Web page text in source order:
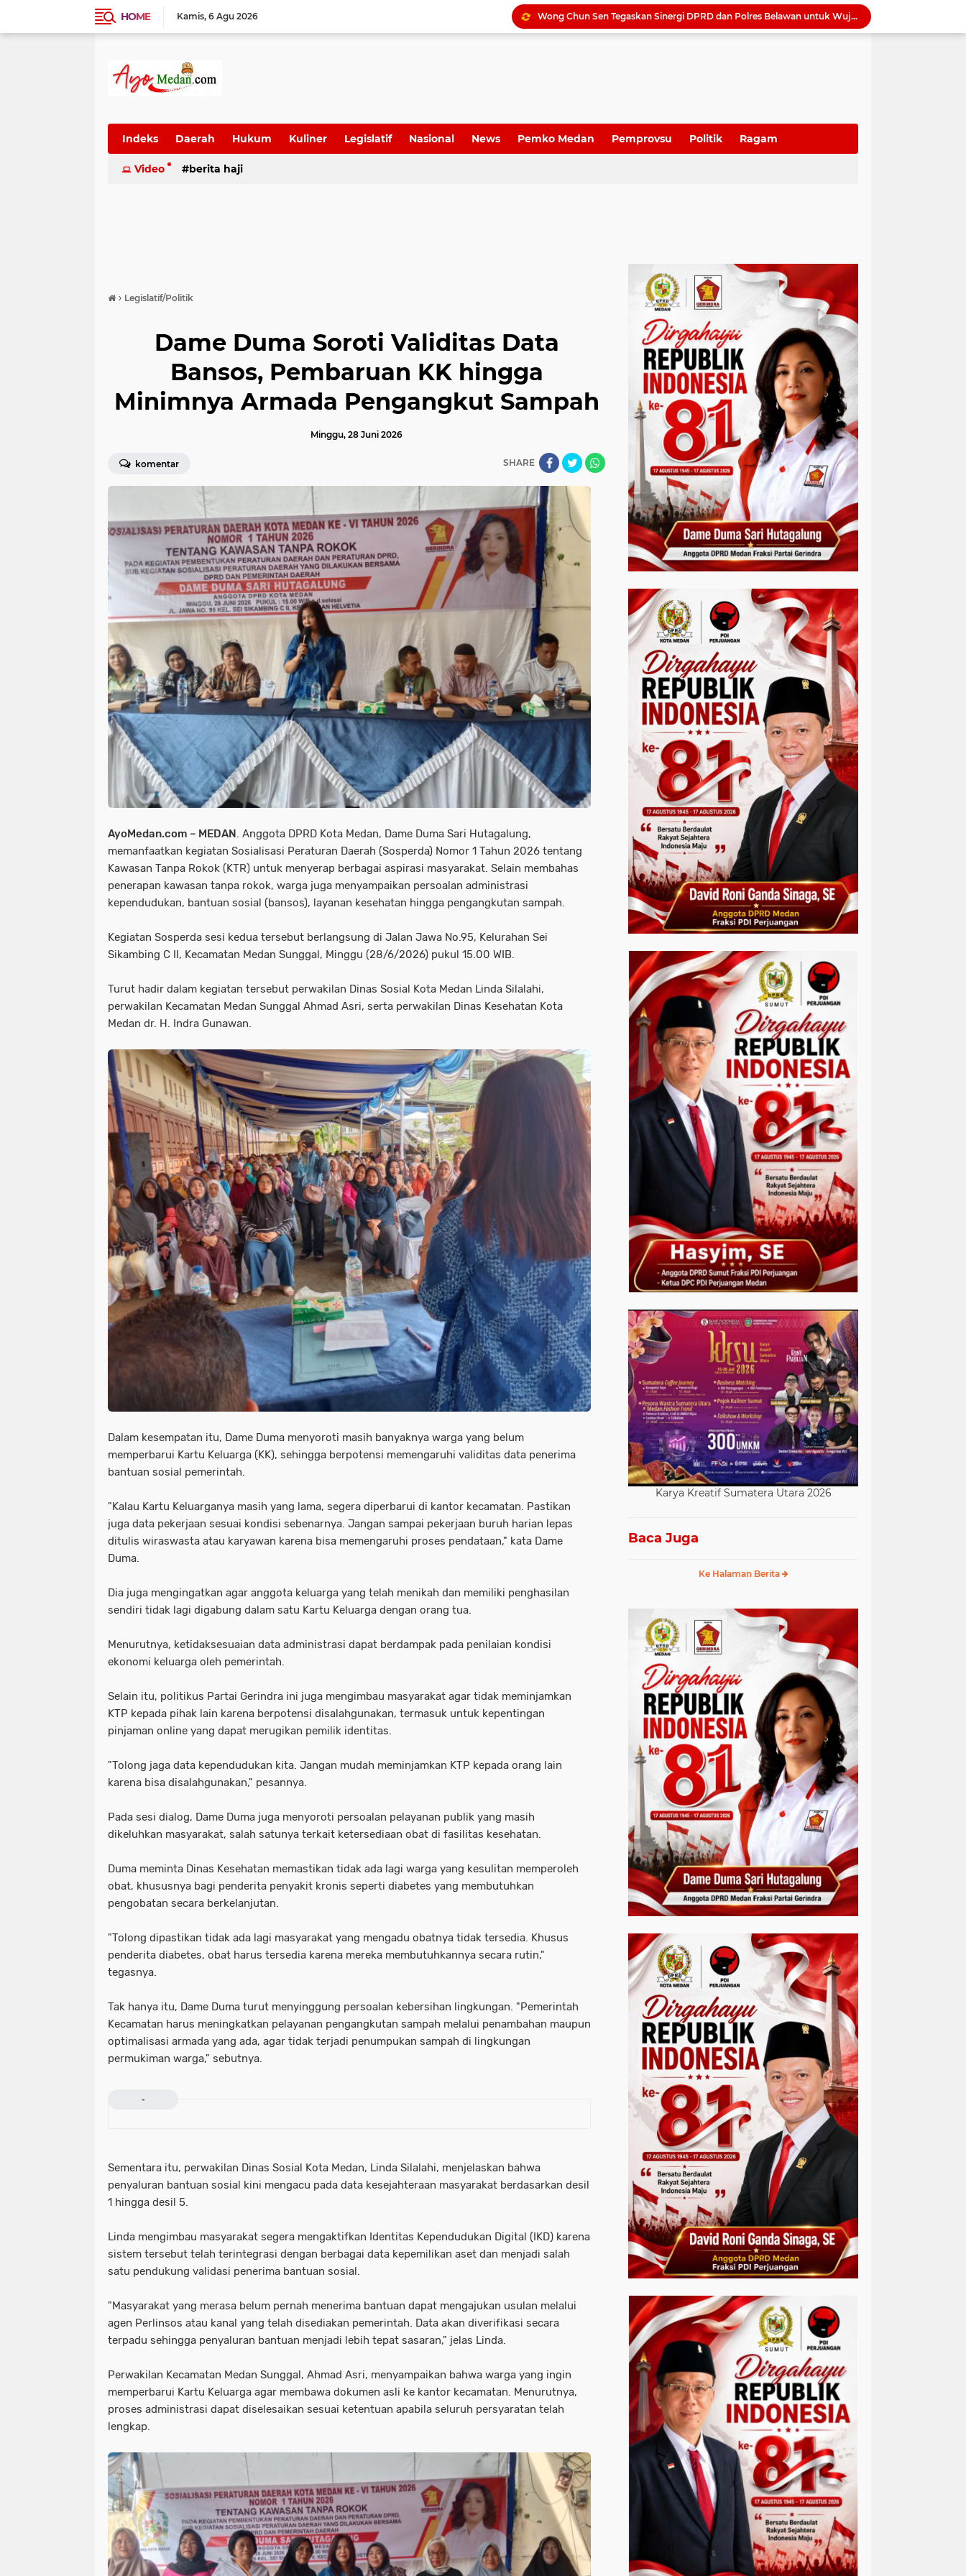
HOME Kamis 6 Agu 2026
Wong Chun Sen Tegaskan Sinergi DPRD dan Polres Belawan untuk Wujudkan Medan Utara Aman dan Kondusif
Bapenda Medan Tagih Rp1,4 Miliar Tunggakan Pajak dari 29 Wajib Pajak Sepanjang Juli 2026
Dame Duma Kembali Soroti Mahalnya Biaya Konsultan PBG di Medan
Indeks Daerah Hukum Kuliner Legislatif Nasional News Pemko Medan Pemprovsu Politik Ragam
SUmatera Utara Wisata
Video berita haji
› Legislatif/Politik
Dame Duma Soroti Validitas Data
Bansos, Pembaruan KK hingga
Minimnya Armada Pengangkut Sampah
Minggu, 28 Juni 2026
komentar SHARE
AyoMedan.com – MEDAN . Anggota DPRD Kota Medan, Dame Duma Sari Hutagalung,
memanfaatkan kegiatan Sosialisasi Peraturan Daerah (Sosperda) Nomor 1 Tahun 2026 tentang
Kawasan Tanpa Rokok (KTR) untuk menyerap berbagai aspirasi masyarakat. Selain membahas
penerapan kawasan tanpa rokok, warga juga menyampaikan persoalan administrasi
kependudukan, bantuan sosial (bansos), layanan kesehatan hingga pengangkutan sampah.
Kegiatan Sosperda sesi kedua tersebut berlangsung di Jalan Jawa No.95, Kelurahan Sei
Sikambing C II, Kecamatan Medan Sunggal, Minggu (28/6/2026) pukul 15.00 WIB.
Turut hadir dalam kegiatan tersebut perwakilan Dinas Sosial Kota Medan Linda Silalahi,
perwakilan Kecamatan Medan Sunggal Ahmad Asri, serta perwakilan Dinas Kesehatan Kota
Medan dr. H. Indra Gunawan.
Dalam kesempatan itu, Dame Duma menyoroti masih banyaknya warga yang belum
memperbarui Kartu Keluarga (KK), sehingga berpotensi memengaruhi validitas data penerima
bantuan sosial pemerintah.
"Kalau Kartu Keluarganya masih yang lama, segera diperbarui di kantor kecamatan. Pastikan
juga data pekerjaan sesuai kondisi sebenarnya. Jangan sampai pekerjaan buruh harian lepas
ditulis wiraswasta atau karyawan karena bisa memengaruhi proses pendataan," kata Dame
Duma.
Dia juga mengingatkan agar anggota keluarga yang telah menikah dan memiliki penghasilan
sendiri tidak lagi digabung dalam satu Kartu Keluarga dengan orang tua.
Menurutnya, ketidaksesuaian data administrasi dapat berdampak pada penilaian kondisi
ekonomi keluarga oleh pemerintah.
Selain itu, politikus Partai Gerindra ini juga mengimbau masyarakat agar tidak meminjamkan
KTP kepada pihak lain karena berpotensi disalahgunakan, termasuk untuk kepentingan
pinjaman online yang dapat merugikan pemilik identitas.
"Tolong jaga data kependudukan kita. Jangan mudah meminjamkan KTP kepada orang lain
karena bisa disalahgunakan," pesannya.
Pada sesi dialog, Dame Duma juga menyoroti persoalan pelayanan publik yang masih
dikeluhkan masyarakat, salah satunya terkait ketersediaan obat di fasilitas kesehatan.
Duma meminta Dinas Kesehatan memastikan tidak ada lagi warga yang kesulitan memperoleh
obat, khususnya bagi penderita penyakit kronis seperti diabetes yang membutuhkan
pengobatan secara berkelanjutan.
"Tolong dipastikan tidak ada lagi masyarakat yang mengadu obatnya tidak tersedia. Khusus
penderita diabetes, obat harus tersedia karena mereka membutuhkannya secara rutin,"
tegasnya.
Tak hanya itu, Dame Duma turut menyinggung persoalan kebersihan lingkungan. "Pemerintah
Kecamatan harus meningkatkan pelayanan pengangkutan sampah melalui penambahan maupun
optimalisasi armada yang ada, agar tidak terjadi penumpukan sampah di lingkungan
permukiman warga," sebutnya.
-
Sementara itu, perwakilan Dinas Sosial Kota Medan, Linda Silalahi, menjelaskan bahwa
penyaluran bantuan sosial kini mengacu pada data kesejahteraan masyarakat berdasarkan desil
1 hingga desil 5.
Linda mengimbau masyarakat segera mengaktifkan Identitas Kependudukan Digital (IKD) karena
sistem tersebut telah terintegrasi dengan berbagai data kepemilikan aset dan menjadi salah
satu pendukung validasi penerima bantuan sosial.
"Masyarakat yang merasa belum pernah menerima bantuan dapat mengajukan usulan melalui
agen Perlinsos atau kanal yang telah disediakan pemerintah. Data akan diverifikasi secara
terpadu sehingga penyaluran bantuan menjadi lebih tepat sasaran," jelas Linda.
Perwakilan Kecamatan Medan Sunggal, Ahmad Asri, menyampaikan bahwa warga yang ingin
memperbarui Kartu Keluarga agar membawa dokumen asli ke kantor kecamatan. Menurutnya,
proses administrasi dapat diselesaikan sesuai ketentuan apabila seluruh persyaratan telah
lengkap.
Karya Kreatif Sumatera Utara 2026
Baca Juga
Ke Halaman Berita